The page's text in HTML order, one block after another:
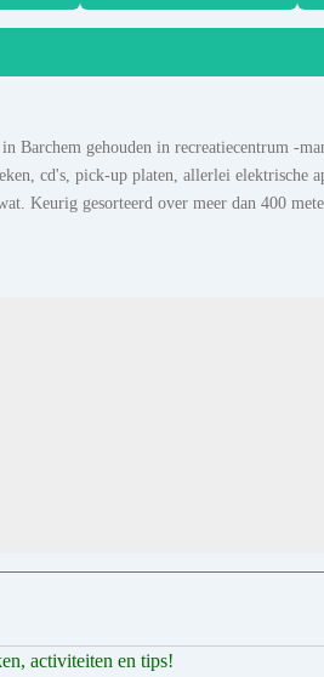
Barchem gehouden in recreatiecentrum -
cd's, pick-up platen, allerlei elektrische
Keurig gesorteerd over meer dan 400
activiteiten en tips!